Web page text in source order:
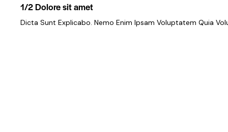
1/2 Dolore sit amet
Dicta Sunt Explicabo. Nemo Enim Ipsam Voluptatem Quia